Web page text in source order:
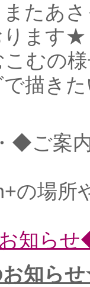
たあ
ります★
むの
描き
◆ご案
の場所
知ら
知ら